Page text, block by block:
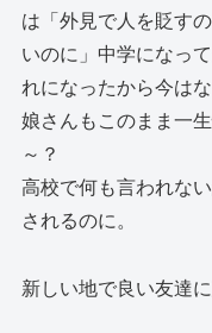
は「外見で人を貶す
いのに」中学になっ
れになったから今は
娘さんもこのまま一
～？
高校で何も言われな
されるのに。
新しい地で良い友達